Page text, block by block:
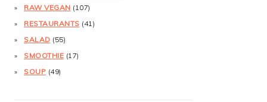
RAW VEGAN (107)
RESTAURANTS (41)
SALAD (55)
SMOOTHIE (17)
SOUP (49)